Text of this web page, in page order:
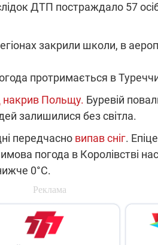
ДТП постраждало 57
закрили школи, в
протримається в
накрив Польщу. Буревій
залишилися без світла.
передчасно випав сніг.
погода в Королівстві
0°C.
без світла після
обстрілів
можуть повернутися
– подробиці
війни" та